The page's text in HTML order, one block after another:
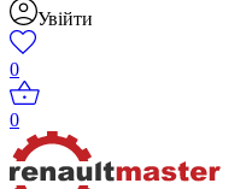
Увійти
0
0